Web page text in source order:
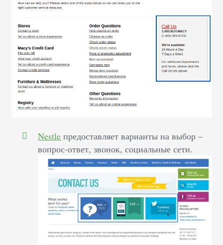
Nestle предоставляет варианты на выбор –
вопрос-ответ, звонок, социальные сети.